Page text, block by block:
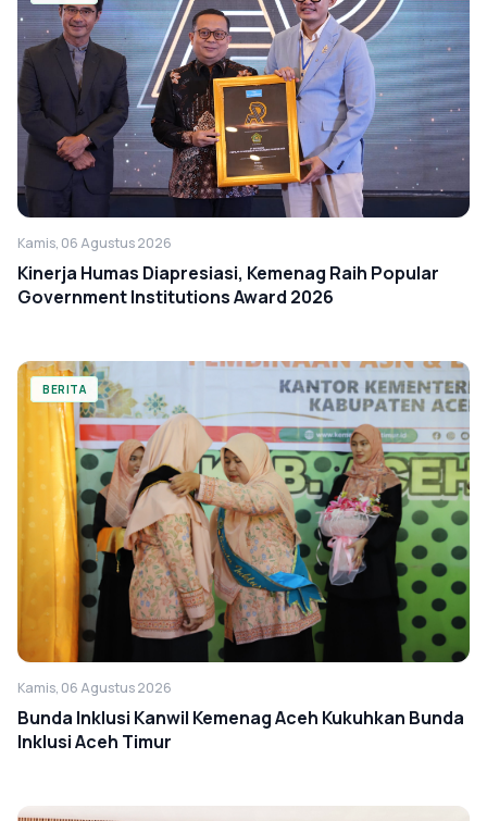
Kamis, 06 Agustus 2026
Kinerja Humas Diapresiasi, Kemenag Raih Popular
Government Institutions Award 2026
BERITA
Kamis, 06 Agustus 2026
Bunda Inklusi Kanwil Kemenag Aceh Kukuhkan Bunda
Inklusi Aceh Timur